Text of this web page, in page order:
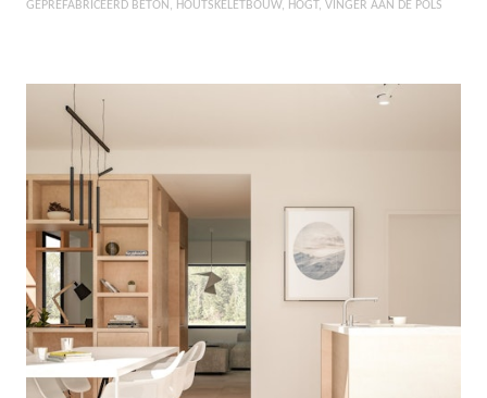
GEPREFABRICEERD BETON HOUTSKELETBOUW HOGT VINGER AAN DE POLS